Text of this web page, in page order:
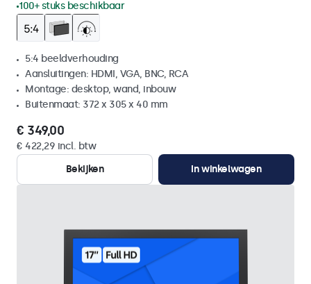
100+ stuks beschikbaar
5:4 beeldverhouding
Aansluitingen: HDMI, VGA, BNC, RCA
Montage: desktop, wand, inbouw
Buitenmaat: 372 x 305 x 40 mm
€ 349,00
€ 422,29 incl. btw
Bekijken
In winkelwagen